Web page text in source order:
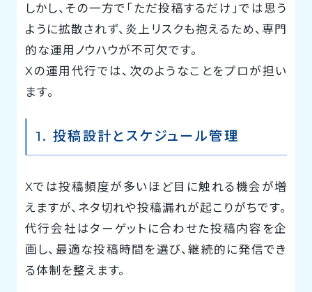
しかし、その一方で「ただ投稿するだけ」では思う
ように拡散されず、炎上リスクも抱えるため、専門
的な運用ノウハウが不可欠です。
Xの運用代行では、次のようなことをプロが担い
ます。
1. 投稿設計とスケジュール管理
Xでは投稿頻度が多いほど目に触れる機会が増
えますが、ネタ切れや投稿漏れが起こりがちです。
代行会社はターゲットに合わせた投稿内容を企
画し、最適な投稿時間を選び、継続的に発信でき
る体制を整えます。